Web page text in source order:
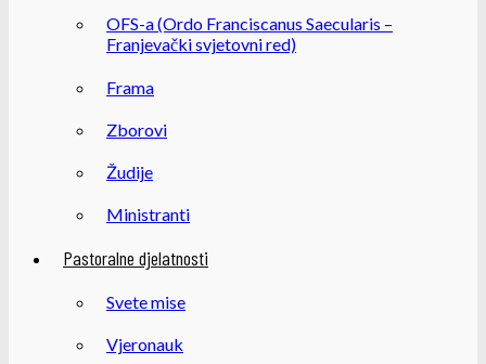
OFS-a (Ordo Franciscanus Saecularis –
Franjevački svjetovni red)
Frama
Zborovi
Žudije
Ministranti
Pastoralne djelatnosti
Svete mise
Vjeronauk